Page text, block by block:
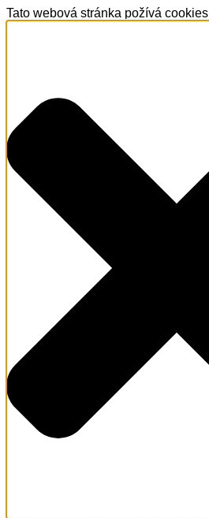
Tato webová stránka požívá cookies